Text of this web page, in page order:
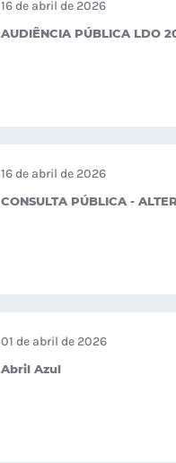
16 de abril de 2026
AUDIÊNCIA PÚBLICA LDO
16 de abril de 2026
CONSULTA PÚBLICA -
01 de abril de 2026
Abril Azul